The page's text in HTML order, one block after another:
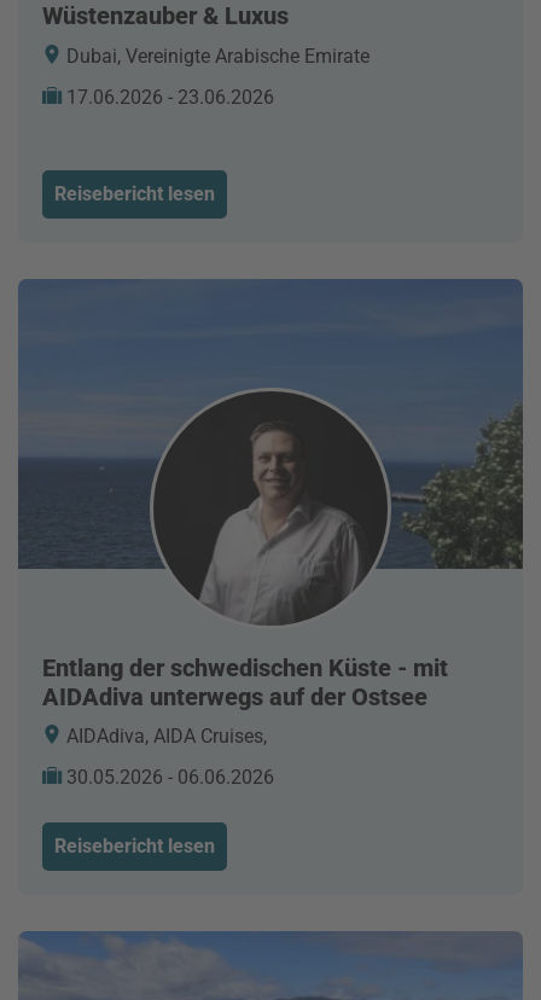
Wüstenzauber & Luxus
Dubai, Vereinigte Arabische Emirate
17.06.2026 - 23.06.2026
Reisebericht lesen
Entlang der schwedischen Küste - mit
AIDAdiva unterwegs auf der Ostsee
AIDAdiva, AIDA Cruises,
30.05.2026 - 06.06.2026
Reisebericht lesen